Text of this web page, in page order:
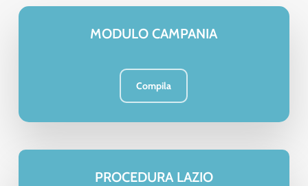
MODULO CAMPANIA
Compila
PROCEDURA LAZIO